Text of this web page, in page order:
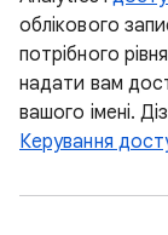
облікового
потрібного
надати вам
вашого імені.
Керування